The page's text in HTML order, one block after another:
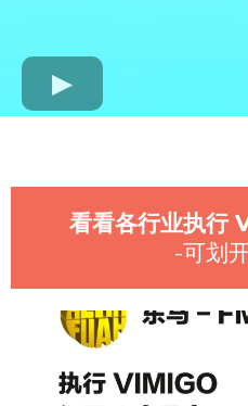
看看各行业执行
-可划